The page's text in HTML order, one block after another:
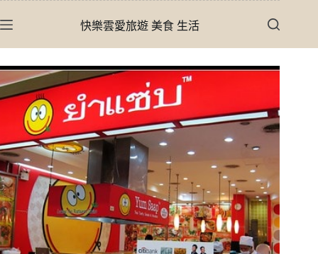
至
容
快樂雲愛旅遊 美食 生活